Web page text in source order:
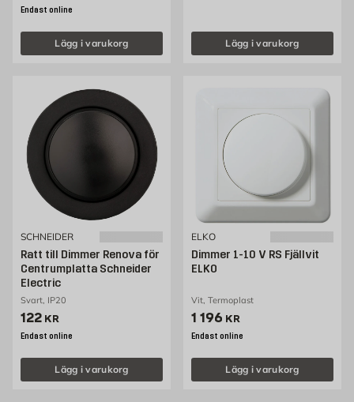
Endast online
Lägg i varukorg Lägg i varukorg
SCHNEIDER
Ratt till Dimmer Renova för
Centrumplatta Schneider
Electric
Svart, IP20
Pris 122 kr
122 KR
Endast online
Lägg i varukorg
ELKO
Dimmer 1-10 V RS Fjällvit
ELKO
Vit, Termoplast
Pris 1196 kr
1 196 KR
Endast online
Lägg i varukorg